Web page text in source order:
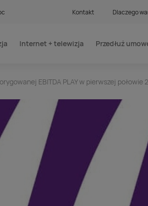
Kontakt Dlaczego
Internet + telewizja Przedłuż
EBITDA PLAY w pierwszej połowie